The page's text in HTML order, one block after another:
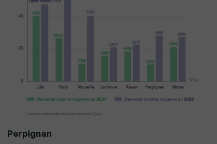
Perpignan